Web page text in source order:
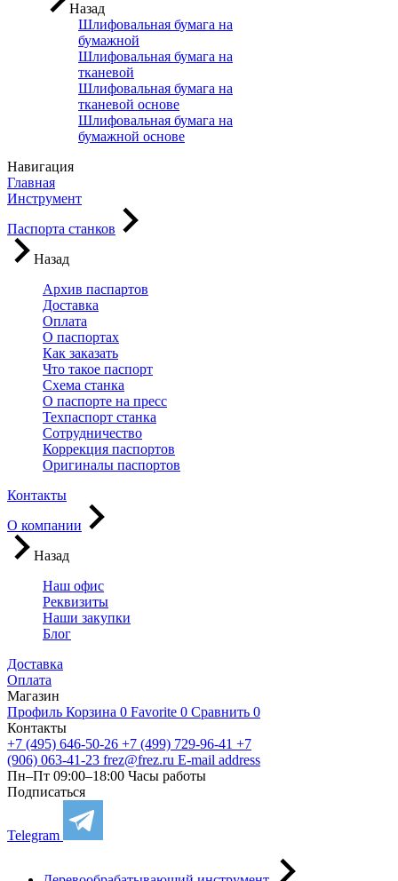
Назад
Шлифовальная бумага на
бумажной
Шлифовальная бумага на
тканевой
Шлифовальная бумага на
тканевой основе
Шлифовальная бумага на
бумажной основе
Навигация
Главная
Инструмент
Паспорта станков
Назад
Архив паспартов
Доставка
Оплата
О паспортах
Как заказать
Что такое паспорт
Схема станка
О паспорте на пресс
Техпаспорт станка
Сотрудничество
Коррекция паспортов
Оригиналы паспортов
Контакты
О компании
Назад
Наш офис
Реквизиты
Наши закупки
Блог
Доставка
Оплата
Магазин
Профиль Корзина 0 Favorite 0 Сравнить 0
Контакты
+7 (495) 646-50-26 +7 (499) 729-96-41 +7
(906) 063-41-23 frez@frez.ru E-mail address
Пн–Пт 09:00–18:00 Часы работы
Подписаться
Telegram